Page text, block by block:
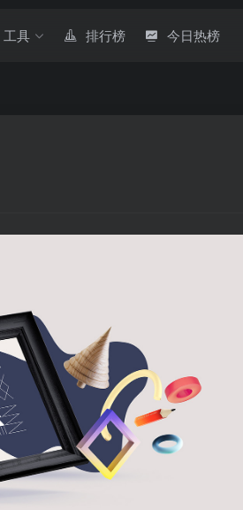
工具 排行榜 今日热榜